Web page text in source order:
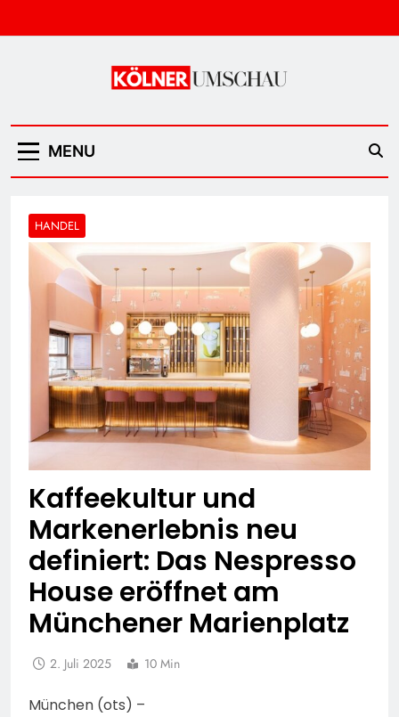
to
Kölner Umschau
MENU
HANDEL
Kaffeekultur und
Markenerlebnis neu
definiert: Das Nespresso
House eröffnet am
Münchener Marienplatz
2. Juli 2025 10 Min
München (ots) –